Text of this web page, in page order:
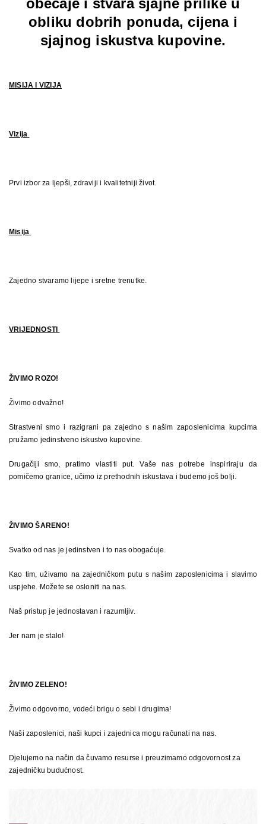
obećaje i stvara sjajne prilike u
obliku dobrih ponuda, cijena i
sjajnog iskustva kupovine.
MISIJA I VIZIJA
Vizija
Prvi izbor za ljepši, zdraviji i kvalitetniji život.
Misija
Zajedno stvaramo lijepe i sretne trenutke.
VRIJEDNOSTI
ŽIVIMO ROZO!
Živimo odvažno!
Strastveni smo i razigrani pa zajedno s našim zaposlenicima kupcima
pružamo jedinstveno iskustvo kupovine.
Drugačiji smo, pratimo vlastiti put. Vaše nas potrebe inspiriraju da
pomičemo granice, učimo iz prethodnih iskustava i budemo još bolji.
ŽIVIMO ŠARENO!
Svatko od nas je jedinstven i to nas obogaćuje.
Kao tim, uživamo na zajedničkom putu s našim zaposlenicima i slavimo
uspjehe. Možete se osloniti na nas.
Naš pristup je jednostavan i razumljiv.
Jer nam je stalo!
ŽIVIMO ZELENO!
Živimo odgovorno, vodeći brigu o sebi i drugima!
Naši zaposlenici, naši kupci i zajednica mogu računati na nas.
Djelujemo na način da čuvamo resurse i preuzimamo odgovornost za
zajedničku budućnost.